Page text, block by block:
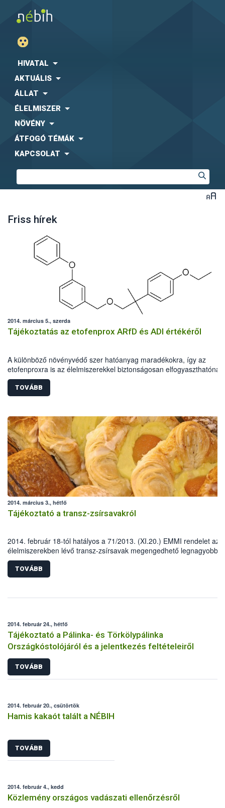
HIVATAL
AKTUÁLIS
ÁLLAT
ÉLELMISZER
NÖVÉNY
ÁTFOGÓ TÉMÁK
KAPCSOLAT
Friss hírek
2014. március 5., szerda
Tájékoztatás az etofenprox ARfD és ADI értékéről
A különböző növényvédő szer hatóanyag maradékokra, így az
etofenproxra is az élelmiszerekkel biztonságosan elfogyaszthatónak
tartott mennyiséget állapítottak meg nemzetközi értékelő testületek.
a mennyiséget az állatkísérletekben még semmilyen megfigyelhető
elváltozást nem okozó dózisból, az etofenprox esetén 100-szoros
TOVÁBB
2014. március 3., hétfő
Tájékoztató a transz-zsírsavakról
2014. február 18-tól hatályos a 71/2013. (XI.20.) EMMI rendelet az
élelmiszerekben lévő transz-zsírsavak megengedhető legnagyobb
mennyiségéről, a transz-zsírsav tartalmú élelmiszerek
feltételeiről és hatósági ellenőrzéséről, valamint a lakosság transz-
zsírsav bevitelének nyomon követésére vonatkozó szabályokról,
megyei élelmiszerlánc-felügyeleti szervek ellenőrzik.
TOVÁBB
2014. február 24., hétfő
Tájékoztató a Pálinka- és Törkölypálinka
Országkóstolójáról és a jelentkezés feltételeiről
TOVÁBB
2014. február 20., csütörtök
Hamis kakaót talált a NÉBIH
TOVÁBB
2014. február 4., kedd
Közlemény országos vadászati ellenőrzésről